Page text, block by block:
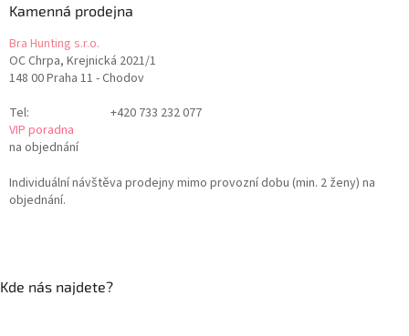
Kamenná prodejna
Bra Hunting s.r.o.
OC Chrpa, Krejnická 2021/1
148 00 Praha 11 - Chodov
Tel:
+420 733 232 077
VIP poradna
na objednání
Individuální návštěva prodejny mimo provozní dobu (min. 2 ženy) na
objednání.
Kde nás najdete?